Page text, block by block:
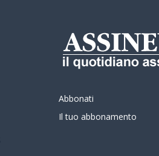
Abbonati
Il tuo abbonamento